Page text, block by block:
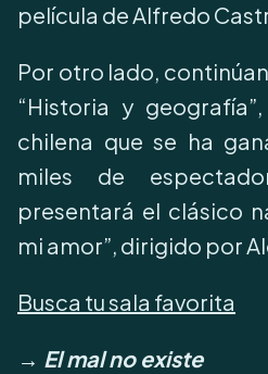
película de Alfredo
Por otro lado,
“Historia y
chilena que se ha
miles de
presentará el clásico
mi amor”, dirigido por
Busca tu sala favorita
→ El mal no existe